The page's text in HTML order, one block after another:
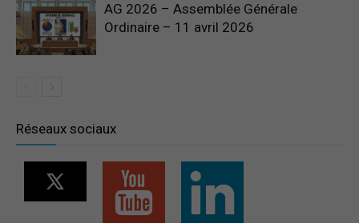
AG 2026 – Assemblée Générale
Ordinaire – 11 avril 2026
Réseaux sociaux